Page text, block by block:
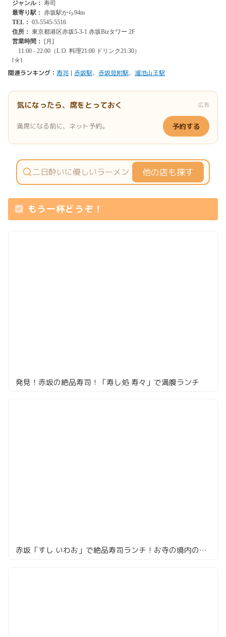
関連ランキング： 寿司 | 赤坂駅、 赤坂見附駅、 溜池山王駅
気になったら、席をとっておく 広告
満席になる前に、ネット予約。 予約する
他の店も探す
もう一杯どうぞ！
発見！赤坂の絶品寿司！「寿し処 寿々」で満腹ランチ
赤坂「すし いわお」で絶品寿司ランチ！お寺の境内の隠れ家で最強コスパで大満足